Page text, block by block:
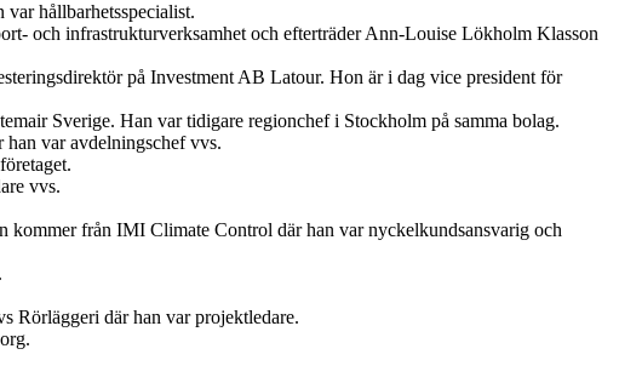
hållbarhetsspecialist.
och infrastrukturverksamhet och efterträder Ann-Louise Lökholm Klasson
på Investment AB Latour. Hon är i dag vice president för
Sverige. Han var tidigare regionchef i Stockholm på samma bolag.
var avdelningschef vvs.
vvs.
från IMI Climate Control där han var nyckelkundsansvarig och
Rörläggeri där han var projektledare.